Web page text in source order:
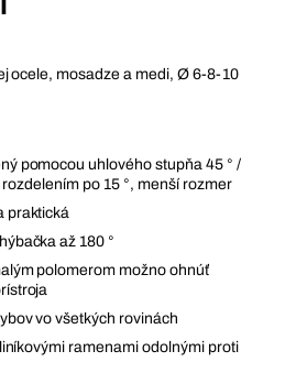
ocele, mosadze a medi, Ø 6-8-10
pomocou uhlového stupňa 45 ° /
rozdelením po 15 °, menší rozmer
praktická
až 180 °
polomerom možno ohnúť
vo všetkých rovinách
ramenami odolnými proti